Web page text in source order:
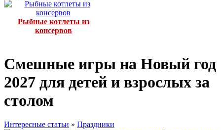
Рыбные котлеты из
консервов
Смешные игры на Новый год
2027 для детей и взрослых за
столом
Интересные статьи » Праздники